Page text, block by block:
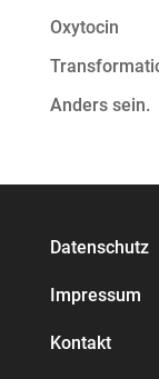
Oxytocin
Anders sein.
Datenschutz
Impressum
Kontakt